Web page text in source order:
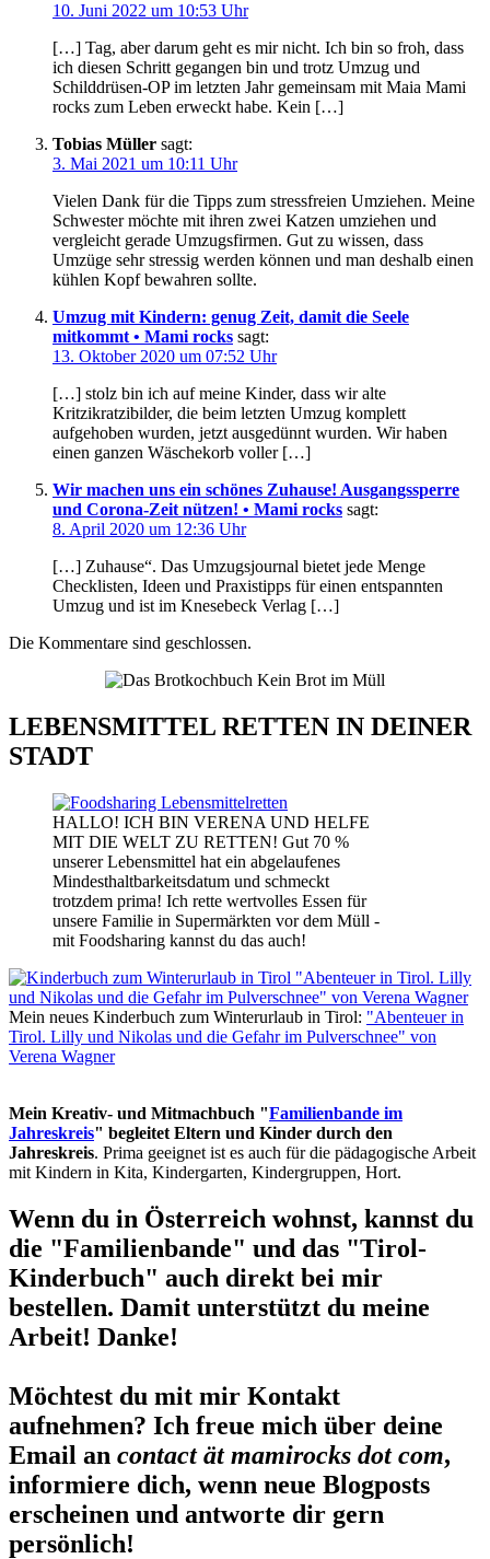
10. Juni 2022 um 10:53 Uhr
[…] Tag, aber darum geht es mir nicht. Ich bin so froh, dass
ich diesen Schritt gegangen bin und trotz Umzug und
Schilddrüsen-OP im letzten Jahr gemeinsam mit Maia Mami
rocks zum Leben erweckt habe. Kein […]
Tobias Müller sagt:
3. Mai 2021 um 10:11 Uhr
Vielen Dank für die Tipps zum stressfreien Umziehen. Meine
Schwester möchte mit ihren zwei Katzen umziehen und
vergleicht gerade Umzugsfirmen. Gut zu wissen, dass
Umzüge sehr stressig werden können und man deshalb einen
kühlen Kopf bewahren sollte.
Umzug mit Kindern: genug Zeit, damit die Seele
mitkommt • Mami rocks sagt:
13. Oktober 2020 um 07:52 Uhr
[…] stolz bin ich auf meine Kinder, dass wir alte
Kritzikratzibilder, die beim letzten Umzug komplett
aufgehoben wurden, jetzt ausgedünnt wurden. Wir haben
einen ganzen Wäschekorb voller […]
Wir machen uns ein schönes Zuhause! Ausgangssperre
und Corona-Zeit nützen! • Mami rocks sagt:
8. April 2020 um 12:36 Uhr
[…] Zuhause“. Das Umzugsjournal bietet jede Menge
Checklisten, Ideen und Praxistipps für einen entspannten
Umzug und ist im Knesebeck Verlag […]
Die Kommentare sind geschlossen.
LEBENSMITTEL RETTEN IN DEINER
STADT
HALLO! ICH BIN VERENA UND HELFE
MIT DIE WELT ZU RETTEN! Gut 70 %
unserer Lebensmittel hat ein abgelaufenes
Mindesthaltbarkeitsdatum und schmeckt
trotzdem prima! Ich rette wertvolles Essen für
unsere Familie in Supermärkten vor dem Müll -
mit Foodsharing kannst du das auch!
Mein neues Kinderbuch zum Winterurlaub in Tirol: "Abenteuer in
Tirol. Lilly und Nikolas und die Gefahr im Pulverschnee" von
Verena Wagner
Mein Kreativ- und Mitmachbuch "Familienbande im
Jahreskreis" begleitet Eltern und Kinder durch den
Jahreskreis. Prima geeignet ist es auch für die pädagogische Arbeit
mit Kindern in Kita, Kindergarten, Kindergruppen, Hort.
Wenn du in Österreich wohnst, kannst du
die "Familienbande" und das "Tirol-
Kinderbuch" auch direkt bei mir
bestellen. Damit unterstützt du meine
Arbeit! Danke!
Möchtest du mit mir Kontakt
aufnehmen? Ich freue mich über deine
Email an contact ät mamirocks dot com,
informiere dich, wenn neue Blogposts
erscheinen und antworte dir gern
persönlich!